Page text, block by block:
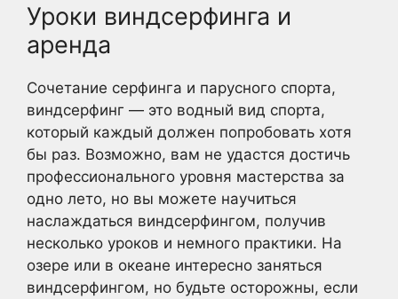
Уроки виндсерфинга и
аренда
Сочетание серфинга и парусного спорта,
виндсерфинг — это водный вид спорта,
который каждый должен попробовать хотя
бы раз. Возможно, вам не удастся достичь
профессионального уровня мастерства за
одно лето, но вы можете научиться
наслаждаться виндсерфингом, получив
несколько уроков и немного практики. На
озере или в океане интересно заняться
виндсерфингом, но будьте осторожны, если